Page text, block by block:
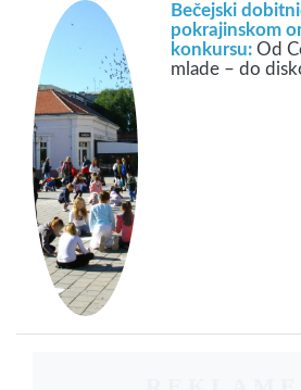
Bečejski
pokrajinskom
konkursu: Od
mlade – do